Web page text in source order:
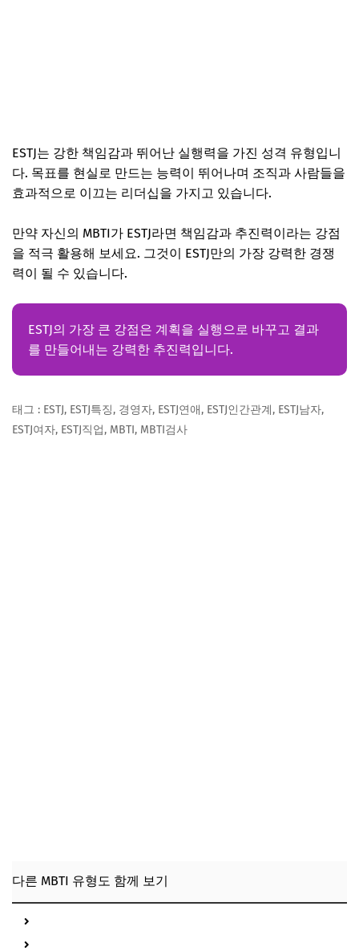
ESTJ는 강한 책임감과 뛰어난 실행력을 가진 성격 유형입니
다. 목표를 현실로 만드는 능력이 뛰어나며 조직과 사람들을
효과적으로 이끄는 리더십을 가지고 있습니다.
만약 자신의 MBTI가 ESTJ라면 책임감과 추진력이라는 강점
을 적극 활용해 보세요. 그것이 ESTJ만의 가장 강력한 경쟁
력이 될 수 있습니다.
ESTJ의 가장 큰 강점은 계획을 실행으로 바꾸고 결과
를 만들어내는 강력한 추진력입니다.
태그 : ESTJ, ESTJ특징, 경영자, ESTJ연애, ESTJ인간관계, ESTJ남자,
ESTJ여자, ESTJ직업, MBTI, MBTI검사
다른 MBTI 유형도 함께 보기